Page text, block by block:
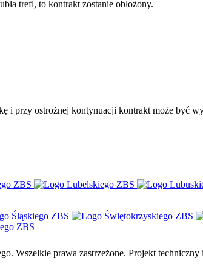
trefl, to kontrakt zostanie obłożony.
i przy ostrożnej kontynuacji kontrakt może być
Wszelkie prawa zastrzeżone. Projekt techniczny